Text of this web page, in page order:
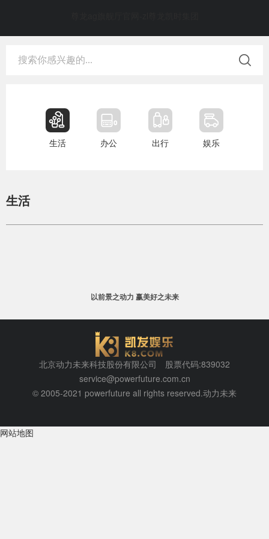
生活 办公 出行 娱乐
生活
以前景之动力 赢美好之未来
北京动力未来科技股份有限公司 股票代码:839032
service@powerfuture.com.cn
© 2005-2021 powerfuture all rights reserved.动力未来
网站地图